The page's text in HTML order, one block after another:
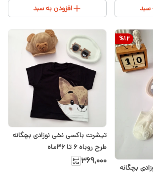
سبد افزودن به سبد
%12
بچگانه
تیشرت باکسی نخی نوزادی بچگانه
طرح روباه ۶ تا ۳۶ماه
۳۶۹٬۰۰۰